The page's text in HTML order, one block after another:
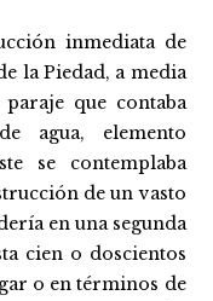
inmediata de
la Piedad, a media
que contaba
agua, elemento
se contemplaba
de un vasto
en una segunda
cien o doscientos
o en términos de